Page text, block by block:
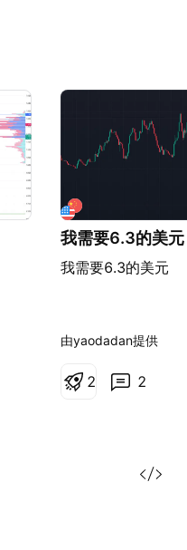
我需要6.3的美元
我需要6.3的美元
由yaodadan提供
2
2